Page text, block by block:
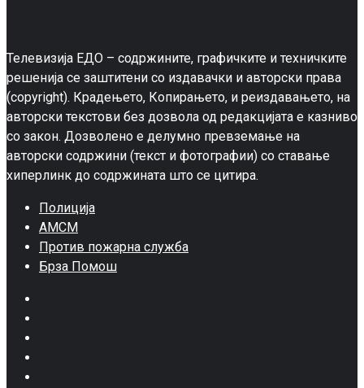
Телевизија ЕДО – содржините, графичките и техничките
решенија се заштитени со издавачки и авторски права
(copyright). Крадењето, Копирањето, и реиздавањето, на
авторски текстови без дозвола од редакцијата е казниво
со закон. Дозволено е делумно превземање на
авторски содржини (текст и фотографии) со ставање
хиперлинк до содржината што се цитира.
Полиција
АМСМ
Против пожарна служба
Брза Помош